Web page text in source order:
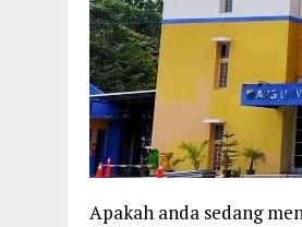
Apakah anda sedang